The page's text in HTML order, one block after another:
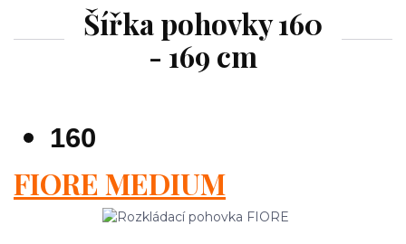
Šířka pohovky 160
- 169 cm
160
FIORE MEDIUM